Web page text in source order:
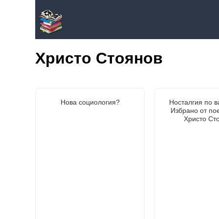
Христо Стоянов
Нова социология?
Носталгия по
Избрано от
Христо